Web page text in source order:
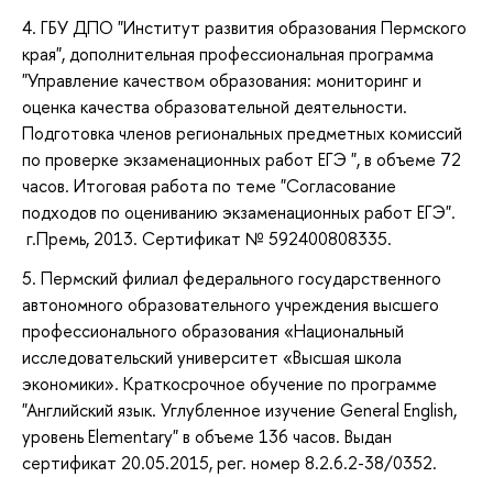
4. ГБУ ДПО "Институт развития образования Пермского
края", дополнительная профессиональная программа
"Управление качеством образования: мониторинг и
оценка качества образовательной деятельности.
Подготовка членов региональных предметных комиссий
по проверке экзаменационных работ ЕГЭ ", в объеме 72
часов. Итоговая работа по теме "Согласование
подходов по оцениванию экзаменационных работ ЕГЭ".
г.Премь, 2013. Сертификат № 592400808335.
5. Пермский филиал федерального государственного
автономного образовательного учреждения высшего
профессионального образования «Национальный
исследовательский университет «Высшая школа
экономики». Краткосрочное обучение по программе
"Английский язык. Углубленное изучение General English,
уровень Elementary" в объеме 136 часов. Выдан
сертификат 20.05.2015, рег. номер 8.2.6.2-38/0352.